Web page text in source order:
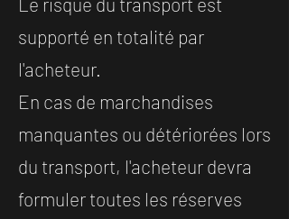
supporté en totalité par
l'acheteur.
En cas de marchandises
manquantes ou détériorées lors
du transport, l'acheteur devra
formuler toutes les réserves